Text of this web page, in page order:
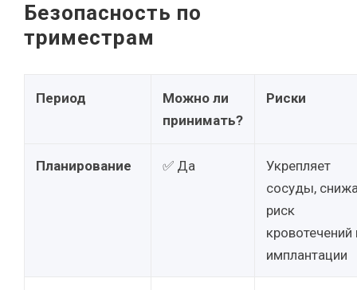
Безопасность по
триместрам
Период
Можно ли
принимать?
Риски
Планирование ✅ Да
Укрепляет
сосуды,
риск
кровотечений
имплантации